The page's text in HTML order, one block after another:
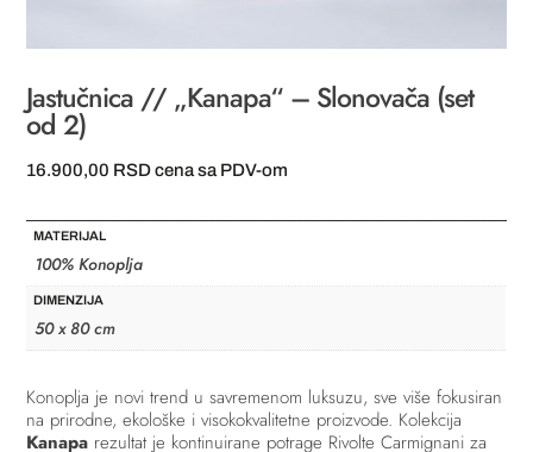
Jastučnica // „Kanapa“ – Slonovača (set
od 2)
16.900,00 RSD cena sa PDV-om
MATERIJAL
100% Konoplja
DIMENZIJA
50 x 80 cm
Konoplja je novi trend u savremenom luksuzu, sve više fokusiran
na prirodne, ekološke i visokokvalitetne proizvode. Kolekcija
Kanapa rezultat je kontinuirane potrage Rivolte Carmignani za